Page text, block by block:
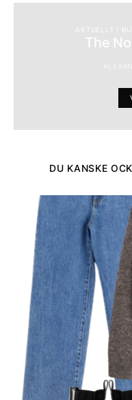
AKTUELLT I
The
DU KANSKE